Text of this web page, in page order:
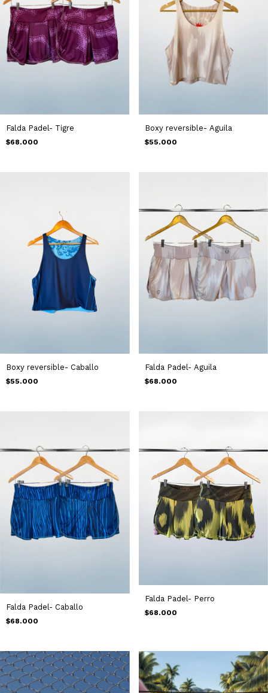
Falda Padel- Tigre
$68.000
Boxy reversible- Aguila
$55.000
Boxy reversible- Caballo
$55.000
Falda Padel- Aguila
$68.000
Falda Padel- Caballo
$68.000
Falda Padel- Perro
$68.000